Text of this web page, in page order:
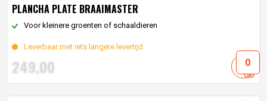
PLANCHA PLATE BRAAIMASTER
Voor kleinere groenten of schaaldieren
Leverbaar met iets langere levertijd
249,00